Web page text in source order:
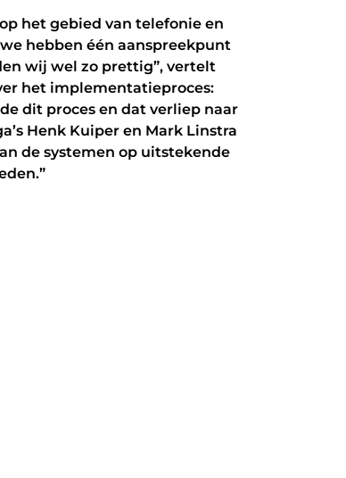
het gebied van telefonie en
hebben één aanspreekpunt
wij wel zo prettig”, vertelt
het implementatieproces:
dit proces en dat verliep naar
Henk Kuiper en Mark Linstra
de systemen op uitstekende